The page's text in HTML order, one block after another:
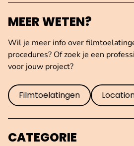
MEER WETEN?
Wil je meer info over
procedures? Of zoek je een
voor jouw project?
Filmtoelatingen
CATEGORIE